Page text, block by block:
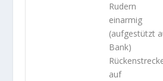
Rudern
einarmig
(aufgestützt
Bank)
auf